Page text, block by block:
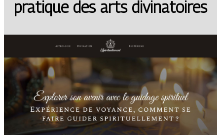
pratique des arts divinatoires